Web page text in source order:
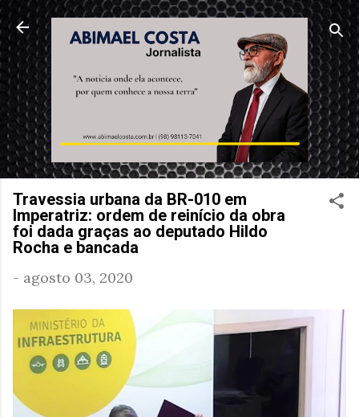
Pular para o
Travessia urbana da BR-010 em
Imperatriz: ordem de reinício da obra
foi dada graças ao deputado Hildo
Rocha e bancada
- agosto 03, 2020